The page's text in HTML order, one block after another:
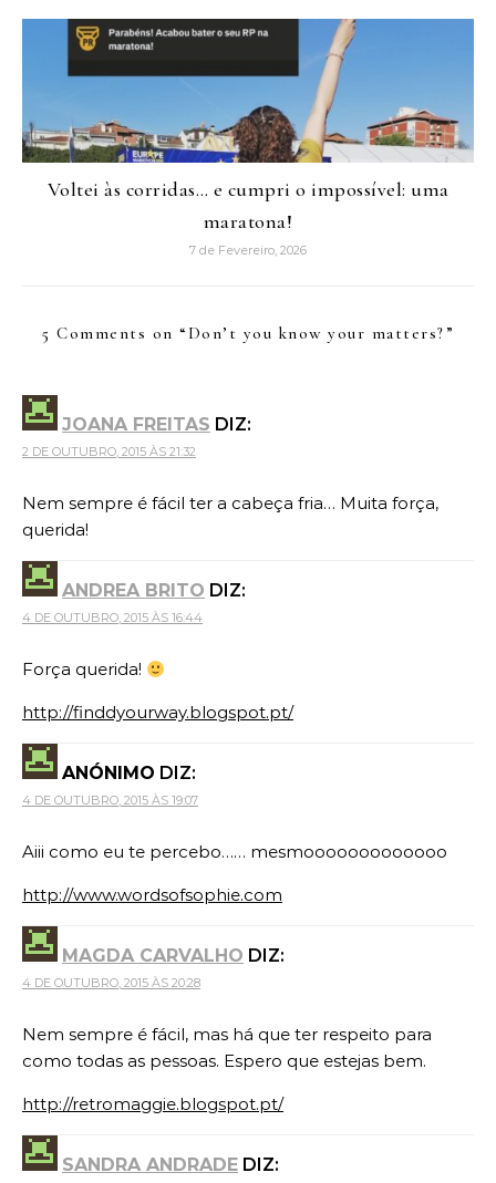
Voltei às corridas… e cumpri o impossível: uma
maratona!
7 de Fevereiro, 2026
5 Comments on “ Don’t you know your matters? ”
JOANA FREITAS DIZ:
2 DE OUTUBRO, 2015 ÀS 21:32
Nem sempre é fácil ter a cabeça fria… Muita força,
querida!
ANDREA BRITO DIZ:
4 DE OUTUBRO, 2015 ÀS 16:44
Força querida!
http://finddyourway.blogspot.pt/
ANÓNIMO DIZ:
4 DE OUTUBRO, 2015 ÀS 19:07
Aiii como eu te percebo…… mesmooooooooooooo
http://www.wordsofsophie.com
MAGDA CARVALHO DIZ:
4 DE OUTUBRO, 2015 ÀS 20:28
Nem sempre é fácil, mas há que ter respeito para
como todas as pessoas. Espero que estejas bem.
http://retromaggie.blogspot.pt/
SANDRA ANDRADE DIZ: